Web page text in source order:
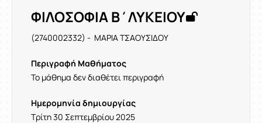
ΦΙΛΟΣΟΦΙΑ Β΄ΛΥΚΕΙΟΥ
(2740002332) - ΜΑΡΙΑ ΤΣΑΟΥΣΙΔΟΥ
Περιγραφή Μαθήματος
Το μάθημα δεν διαθέτει περιγραφή
Ημερομηνία δημιουργίας
Τρίτη 30 Σεπτεμβρίου 2025